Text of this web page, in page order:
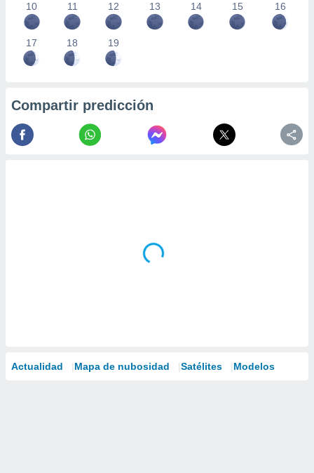
10 11 12 13 14 15 16
17 18 19
Compartir predicción
Actualidad Mapa de nubosidad Satélites Modelos